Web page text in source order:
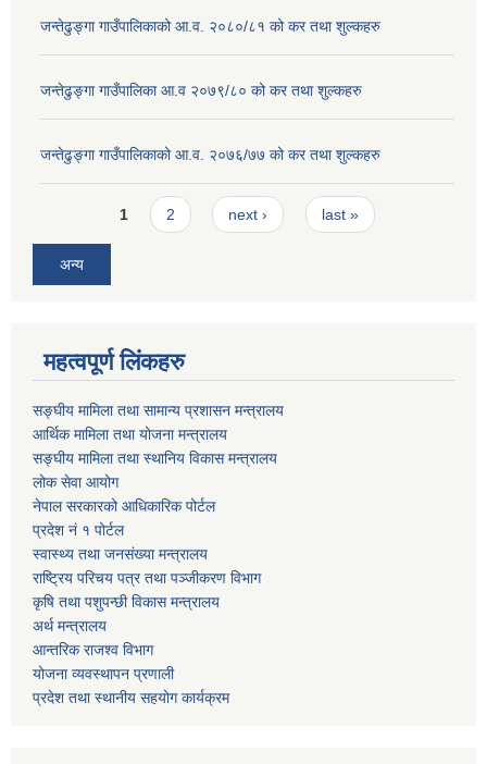
जन्तेढुङ्गा गाउँपालिकाको आ.व. २०८०/८१ को कर तथा शुल्कहरु
जन्तेढुङ्गा गाउँपालिका आ.व २०७९/८० को कर तथा शुल्कहरु
जन्तेढुङ्गा गाउँपालिकाको आ.व. २०७६/७७ को कर तथा शुल्कहरु
Pages1 2 next › last »
अन्य
महत्वपूर्ण लिंकहरु
सङ्घीय मामिला तथा सामान्य प्रशासन मन्त्रालय
आर्थिक मामिला तथा योजना मन्त्रालय
सङ्घीय मामिला तथा स्थानिय विकास मन्त्रालय
लोक सेवा आयोग
नेपाल सरकारको आधिकारिक पोर्टल
प्रदेश नं १ पोर्टल
स्वास्थ्य तथा जनसंख्या मन्त्रालय
राष्ट्रिय परिचय पत्र तथा पञ्जीकरण विभाग
कृषि तथा पशुपन्छी विकास मन्त्रालय
अर्थ मन्त्रालय
आन्तरिक राजश्व विभाग
योजना व्यवस्थापन प्रणाली
प्रदेश तथा स्थानीय सहयोग कार्यक्रम